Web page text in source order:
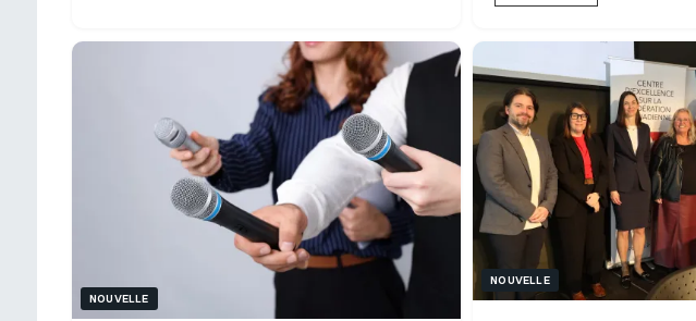
NOUVELLE
NOUVELLE